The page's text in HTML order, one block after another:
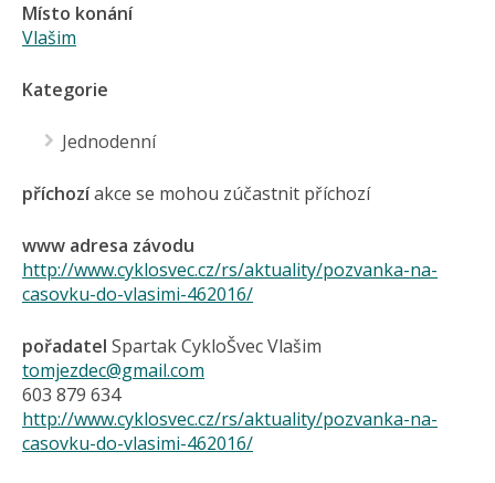
Místo konání
Vlašim
Kategorie
Jednodenní
příchozíakce se mohou zúčastnit příchozí
www adresa závodu
http://www.cyklosvec.cz/rs/aktuality/pozvanka-na-
casovku-do-vlasimi-462016/
pořadatel Spartak CykloŠvec Vlašim
tomjezdec@gmail.com
603 879 634
http://www.cyklosvec.cz/rs/aktuality/pozvanka-na-
casovku-do-vlasimi-462016/